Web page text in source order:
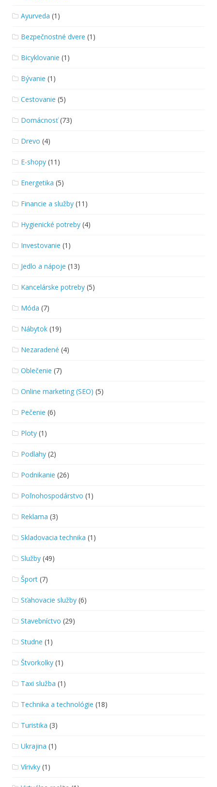
Ayurveda (1)
Bezpečnostné dvere (1)
Bicyklovanie (1)
Bývanie (1)
Cestovanie (5)
Domácnosť(73)
Drevo (4)
E-shopy (11)
Energetika (5)
Financie a služby (11)
Hygienické potreby (4)
Investovanie (1)
Jedlo a nápoje (13)
Kancelárske potreby (5)
Móda (7)
Nábytok (19)
Nezaradené (4)
Oblečenie (7)
Online marketing (SEO) (5)
Pečenie (6)
Ploty (1)
Podlahy (2)
Podnikanie (26)
Poľnohospodárstvo (1)
Reklama (3)
Skladovacia technika (1)
Služby (49)
Šport (7)
Sťahovacie služby (6)
Stavebníctvo (29)
Studne (1)
Štvorkolky (1)
Taxi služba (1)
Technika a technológie (18)
Turistika (3)
Ukrajina (1)
Vírivky (1)